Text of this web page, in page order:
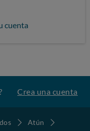
cuenta
Crea una cuenta
Atún